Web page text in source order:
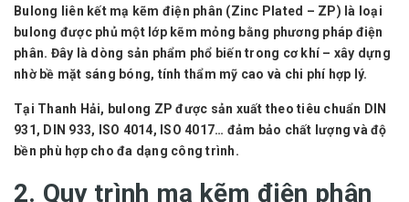
Bulong liên kết mạ kẽm điện phân (Zinc Plated – ZP) là loại
bulong được phủ một lớp kẽm mỏng bằng phương pháp điện
phân. Đây là dòng sản phẩm phổ biến trong cơ khí – xây dựng
nhờ bề mặt sáng bóng, tính thẩm mỹ cao và chi phí hợp lý.
Tại Thanh Hải, bulong ZP được sản xuất theo tiêu chuẩn DIN
931, DIN 933, ISO 4014, ISO 4017… đảm bảo chất lượng và độ
bền phù hợp cho đa dạng công trình.
2. Quy trình mạ kẽm điện phân